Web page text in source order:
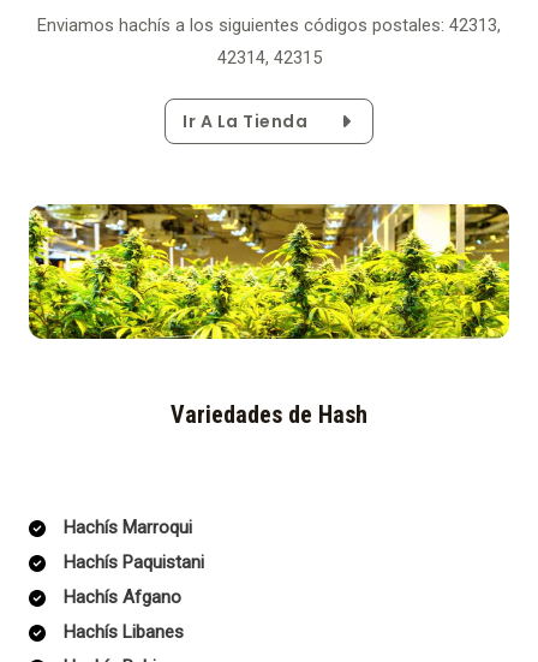
Enviamos hachís a los siguientes códigos postales: 42313,
42314, 42315
Ir A La Tienda
Variedades de Hash
Hachís Marroqui
Hachís Paquistani
Hachís Afgano
Hachís Libanes